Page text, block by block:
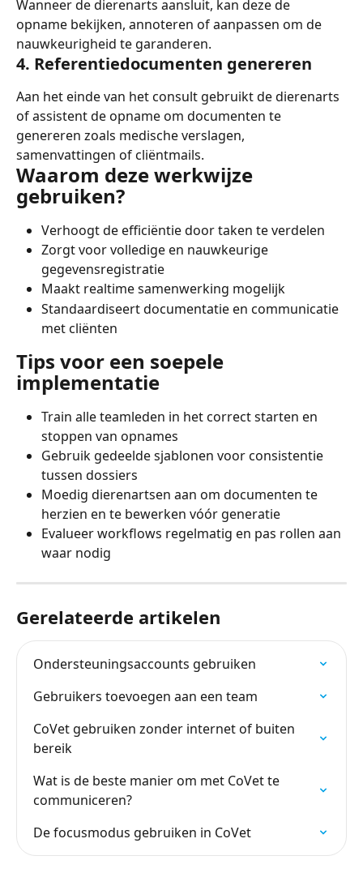
Wanneer de dierenarts aansluit, kan deze de
opname bekijken, annoteren of aanpassen om de
nauwkeurigheid te garanderen.
4. Referentiedocumenten genereren
Aan het einde van het consult gebruikt de dierenarts
of assistent de opname om documenten te
genereren zoals medische verslagen,
samenvattingen of cliëntmails.
Waarom deze werkwijze
gebruiken?
Verhoogt de efficiëntie door taken te verdelen
Zorgt voor volledige en nauwkeurige
gegevensregistratie
Maakt realtime samenwerking mogelijk
Standaardiseert documentatie en communicatie
met cliënten
Tips voor een soepele
implementatie
Train alle teamleden in het correct starten en
stoppen van opnames
Gebruik gedeelde sjablonen voor consistentie
tussen dossiers
Moedig dierenartsen aan om documenten te
herzien en te bewerken vóór generatie
Evalueer workflows regelmatig en pas rollen aan
waar nodig
Gerelateerde artikelen
Ondersteuningsaccounts gebruiken
Gebruikers toevoegen aan een team
CoVet gebruiken zonder internet of buiten
bereik
Wat is de beste manier om met CoVet te
communiceren?
De focusmodus gebruiken in CoVet